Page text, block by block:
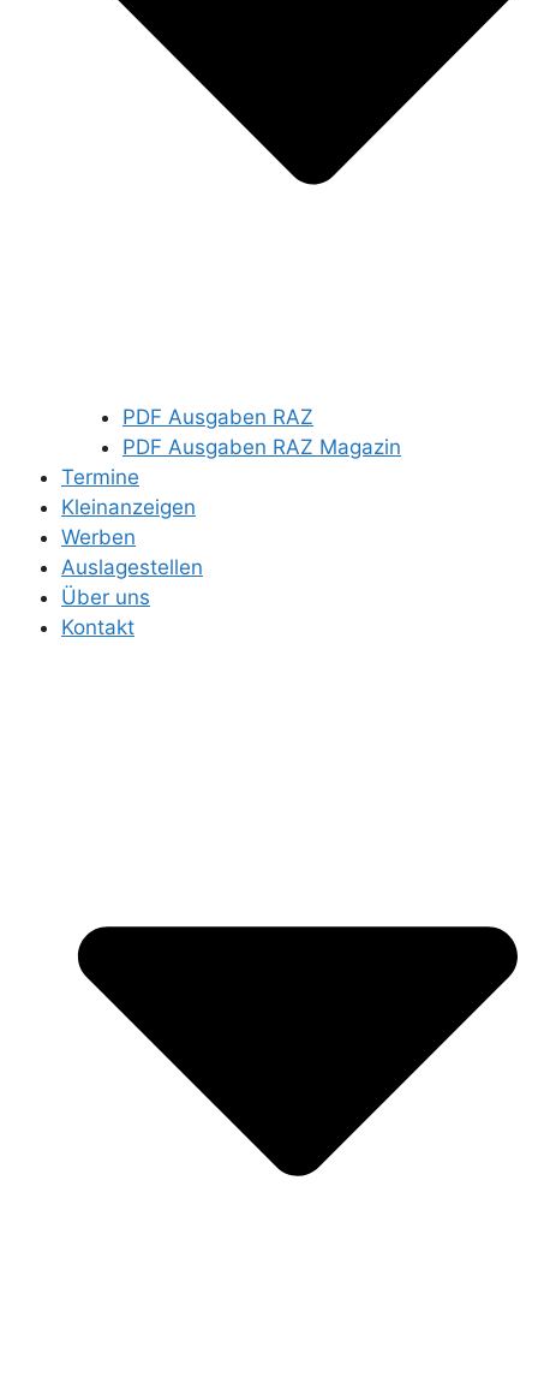
PDF Ausgaben RAZ
PDF Ausgaben RAZ Magazin
Termine
Kleinanzeigen
Werben
Auslagestellen
Über uns
Kontakt